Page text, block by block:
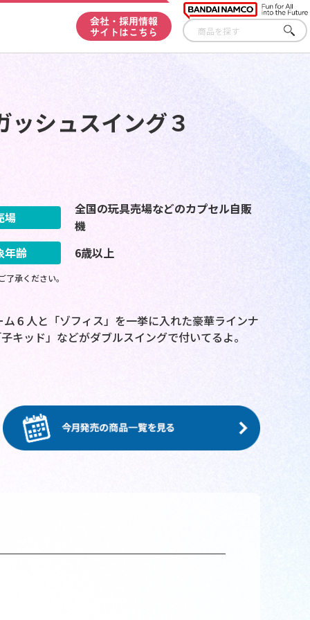
会社・採用情報
サイトはこちら
さが
す
シュスイング３
場
全国の玩具売場などのカプセル自販
機
年齢
6歳以上
承ください。
６人と「ゾフィス」を一挙に入れた豪華ラインナ
キッド」などがダブルスイングで付いてるよ。